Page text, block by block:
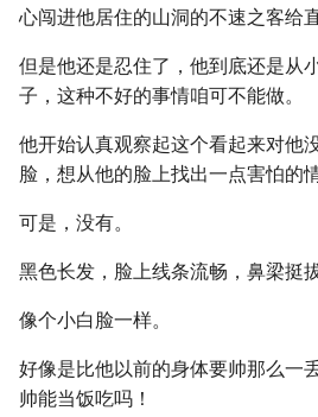
心闯进他居住的山洞的不速之客给
但是他还是忍住了，他到底还是从
子，这种不好的事情咱可不能做。
他开始认真观察起这个看起来对他
脸，想从他的脸上找出一点害怕的
可是，没有。
黑色长发，脸上线条流畅，鼻梁挺
像个小白脸一样。
好像是比他以前的身体要帅那么一
帅能当饭吃吗！